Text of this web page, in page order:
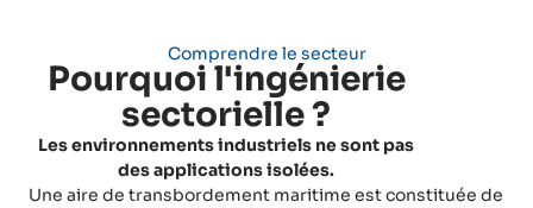
Comprendre le secteur
Pourquoi l'ingénierie
sectorielle ?
Les environnements industriels ne sont pas
des applications isolées.
Une aire de transbordement maritime est constituée de